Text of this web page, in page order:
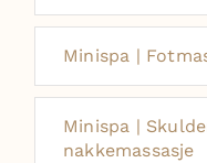
Minispa |
Minispa |
nakkemassasje